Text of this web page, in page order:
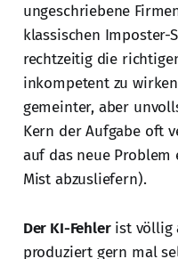
ungeschriebene
klassischen Imposter-
rechtzeitig die
inkompetent zu
gemeinter, aber
Kern der Aufgabe oft
auf das neue Problem
Mist abzusliefern).
Der KI-Fehlerist völlig
produziert gern mal